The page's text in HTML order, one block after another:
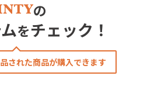
の
をチェック！
された商品が購入できます